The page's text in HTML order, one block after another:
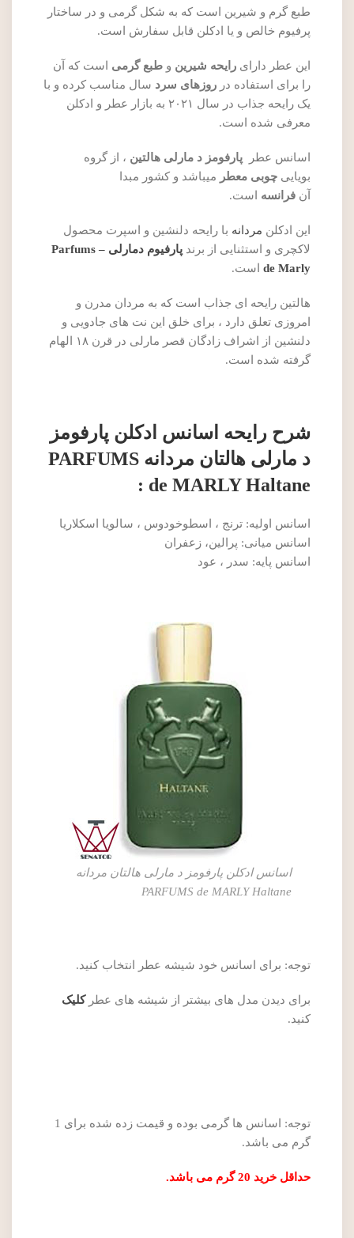
طبع گرم و شیرین است که به شکل گرمی و در ساختار
پرفیوم خالص و یا ادکلن قابل سفارش است.
این عطر دارای رایحه شیرین و طبع گرمی
است که آن
را برای استفاده در روزهای سرد سال مناسب کرده و با
یک رایحه جذاب در سال ۲۰۲۱ به بازار عطر و ادکلن
معرفی شده است.
اسانس عطر پارفومز د مارلی هالتین ، از گروه
بویایی چوبی معطر میباشد و کشور مبدا
آن فرانسه است.
این ادکلن مردانه با رایحه دلنشین و اسپرت محصول
لاکچری و استثنایی از برند
پارفیوم دمارلی – Parfums
de Marly است.
هالتین رایحه ای جذاب است که به مردان مدرن و
امروزی تعلق دارد ، برای خلق این نت های جادویی و
دلنشین از اشراف زادگان قصر مارلی در قرن ۱۸ الهام
گرفته شده است.
شرح رایحه اسانس ادکلن پارفومز
د مارلی هالتان مردانه PARFUMS
de MARLY Haltane :
اسانس اولیه: ترنج ، اسطوخودوس ، سالویا اسکلاریا
اسانس میانی: پرالین، زعفران
اسانس پایه: سدر ، عود
اسانس ادکلن پارفومز د مارلی هالتان مردانه
PARFUMS de MARLY Haltane
توجه: برای اسانس خود شیشه عطر انتخاب کنید.
برای دیدن مدل های بیشتر از شیشه های عطرکلیک
کنید.
توجه: اسانس ها گرمی بوده و قیمت زده شده برای 1
گرم می باشد.
حداقل خرید 20 گرم می باشد.